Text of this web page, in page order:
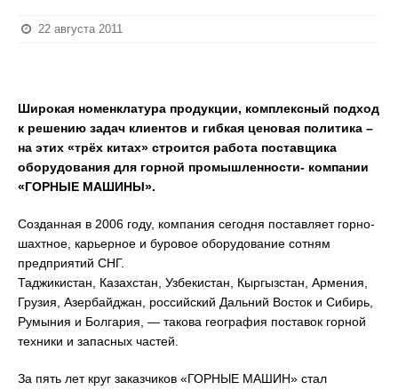
22 августа 2011
Широкая номенклатура продукции, комплексный подход
к решению задач клиентов и гибкая ценовая политика –
на этих «трёх китах» строится работа поставщика
оборудования для горной промышленности- компании
«ГОРНЫЕ МАШИНЫ».
Созданная в 2006 году, компания сегодня поставляет горно-
шахтное, карьерное и буровое оборудование сотням
предприятий СНГ.
Таджикистан, Казахстан, Узбекистан, Кыргызстан, Армения,
Грузия, Азербайджан, российский Дальний Восток и Сибирь,
Румыния и Болгария, — такова география поставок горной
техники и запасных частей.
За пять лет круг заказчиков «ГОРНЫЕ МАШИН» стал